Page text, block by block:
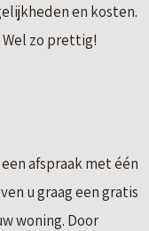
en kosten.
Wel zo prettig!
afspraak met één
u graag een gratis
woning. Door